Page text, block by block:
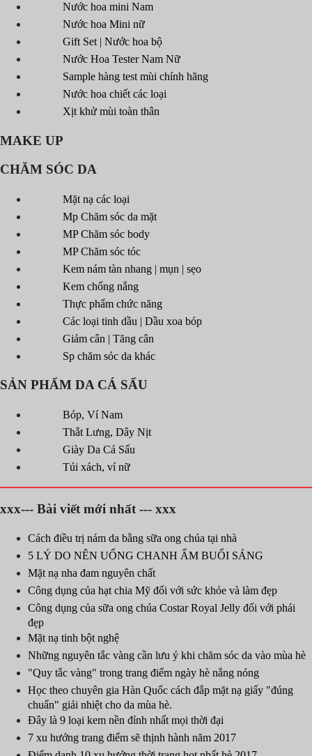
Nước hoa mini Nam
Nước hoa Mini nữ
Gift Set | Nước hoa bộ
Nước Hoa Tester Nam Nữ
Sample hàng test mùi chính hãng
Nước hoa chiết các loại
Xịt khử mùi toàn thân
MAKE UP
CHĂM SÓC DA
Mặt nạ các loại
Mp Chăm sóc da mặt
MP Chăm sóc body
MP Chăm sóc tóc
Kem nám tàn nhang | mụn | sẹo
Kem chống nắng
Thực phẩm chức năng
Các loại tinh dầu | Dầu xoa bóp
Giảm cân | Tăng cân
Sp chăm sóc da khác
SẢN PHẨM DA CÁ SẤU
Bóp, Ví Nam
Thắt Lưng, Dây Nịt
Giày Da Cá Sấu
Túi xách, ví nữ
xxx--- Bài viết mới nhất --- xxx
Cách điều trị nám da bằng sữa ong chúa tại nhà
5 LÝ DO NÊN UỐNG CHANH ẤM BUỔI SÁNG
Mặt nạ nha đam nguyên chất
Công dụng của hạt chia Mỹ đối với sức khỏe và làm đẹp
Công dụng của sữa ong chúa Costar Royal Jelly đối với phái
đẹp
Mặt nạ tinh bột nghệ
Những nguyên tắc vàng cần lưu ý khi chăm sóc da vào mùa hè
"Quy tắc vàng" trong trang điểm ngày hè nắng nóng
Học theo chuyên gia Hàn Quốc cách đắp mặt nạ giấy "đúng
chuẩn" giải nhiệt cho da mùa hè.
Đây là 9 loại kem nền đỉnh nhất mọi thời đại
7 xu hướng trang điểm sẽ thịnh hành năm 2017